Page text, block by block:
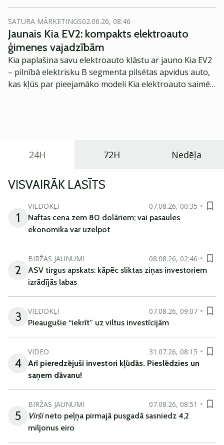
sagrautās mājas var atjaunot, bet ne ar kādu naudu
neatdzīvinās nogalinātos...
SATURA MĀRKETINGS02.06.26, 08:46
Jaunais Kia EV2: kompakts elektroauto
ģimenes vajadzībām
Kia paplašina savu elektroauto klāstu ar jauno Kia EV2
– pilnībā elektrisku B segmenta pilsētas apvidus auto,
kas kļūs par pieejamāko modeli Kia elektroauto saimē
24H 72H Nedēļa
VISVAIRĀK LASĪTS
1
VIEDOKĻI
07.08.26, 00:35
Naftas cena zem 80 dolāriem; vai pasaules
ekonomika var uzelpot
2
BIRŽAS JAUNUMI
08.08.26, 02:46
ASV tirgus apskats: kāpēc sliktas ziņas investoriem
izrādījās labas
3 VIEDOKĻI
07.08.26, 09:07
Pieaugušie “iekrīt” uz viltus investīcijām
4
VIDEO
31.07.26, 08:15
Arī pieredzējuši investori kļūdās. Pieslēdzies un
saņem dāvanu!
5
BIRŽAS JAUNUMI
07.08.26, 08:51
Viršineto peļņa pirmajā pusgadā sasniedz 4,2
miljonus eiro